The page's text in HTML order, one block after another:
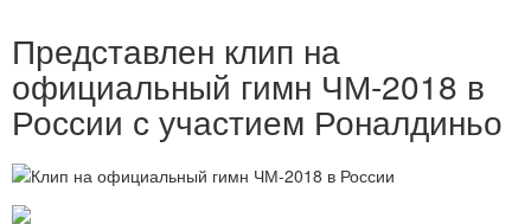
Представлен клип на
официальный гимн ЧМ-2018 в
России с участием Роналдиньо